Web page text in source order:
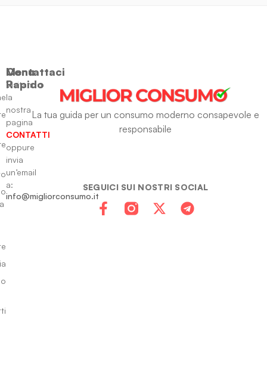
La tua guida per un consumo moderno consapevole e
responsabile
SEGUICI SUI NOSTRI SOCIAL
Menu
Rapido
Contattaci
Visitando
la
nostra
pagina
CONTATTI
oppure
invia
un’email
a:
info@migliorconsumo.it